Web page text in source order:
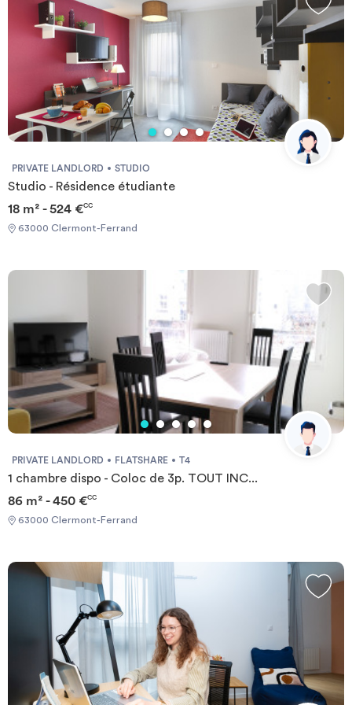
permettant de naviguer dans la ville en toute simplicité. Prêt à
vivre l'expérience Student Factory à Clermont ? À proximité de la
concert la Coopérative de mai à 8 minutes à pied Stade Marcel
Michelin à 1min à pied Faculté de chirurgie dentaire à 8 min à pied
Supermarché à 12 min à pied Gare SNCF à 12min en transport ESC
Business School 13 min en transport Université Blaise Pascal 19
min en transport Place de Jaude 12 min en transport Fac éco –
droit 15 min en transport
PRIVATE LANDLORD STUDIO
Studio - Résidence étudiante
18 m² - 524 €CC
63000 Clermont-Ferrand
PRIVATE LANDLORD FLATSHARE T4
1 chambre dispo - Coloc de 3p. TOUT INC...
86 m² - 450 €CC
63000 Clermont-Ferrand